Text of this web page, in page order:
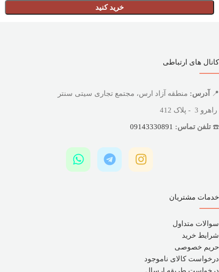
خرید کنید
کانال های ارتباطی
📍 آدرس: منطقه آزاد ارس، مجتمع تجاری سیتی سنتر
راهرو 3 - پلاک 412
☎️تلفن تماس: 09143330891
خدمات مشتریان
سوالات متداول
شرایط خرید
حریم خصوصی
درخواست کالای ناموجود
درخواست طریقه ارسال